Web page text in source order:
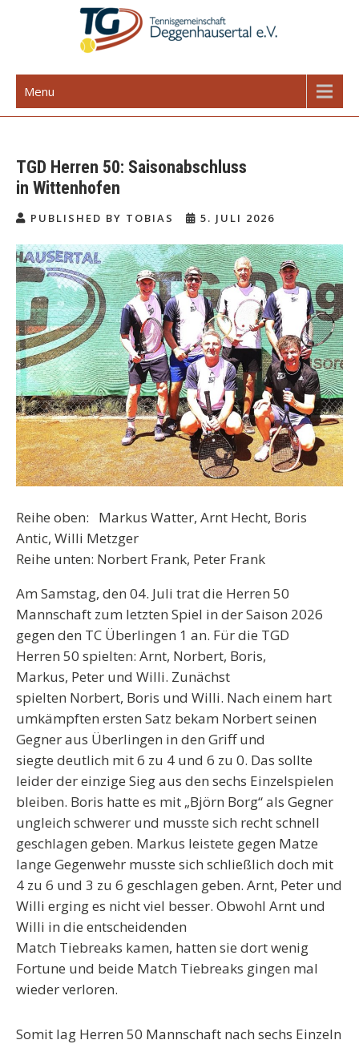
TG Deggenhausertal e.V.
Menu
TGD Herren 50: Saisonabschluss
in Wittenhofen
PUBLISHED BY TOBIAS 5. JULI 2026
Reihe oben: Markus Watter, Arnt Hecht, Boris
Antic, Willi Metzger
Reihe unten: Norbert Frank, Peter Frank
Am Samstag, den 04. Juli trat die Herren 50
Mannschaft zum letzten Spiel in der Saison 2026
gegen den TC Überlingen 1 an. Für die TGD
Herren 50 spielten: Arnt, Norbert, Boris,
Markus, Peter und Willi. Zunächst
spielten Norbert, Boris und Willi. Nach einem hart
umkämpften ersten Satz bekam Norbert seinen
Gegner aus Überlingen in den Griff und
siegte deutlich mit 6 zu 4 und 6 zu 0. Das sollte
leider der einzige Sieg aus den sechs Einzelspielen
bleiben. Boris hatte es mit „Björn Borg“ als Gegner
ungleich schwerer und musste sich recht schnell
geschlagen geben. Markus leistete gegen Matze
lange Gegenwehr musste sich schließlich doch mit
4 zu 6 und 3 zu 6 geschlagen geben. Arnt, Peter und
Willi erging es nicht viel besser. Obwohl Arnt und
Willi in die entscheidenden
Match Tiebreaks kamen, hatten sie dort wenig
Fortune und beide Match Tiebreaks gingen mal
wieder verloren.
Somit lag Herren 50 Mannschaft nach sechs Einzeln